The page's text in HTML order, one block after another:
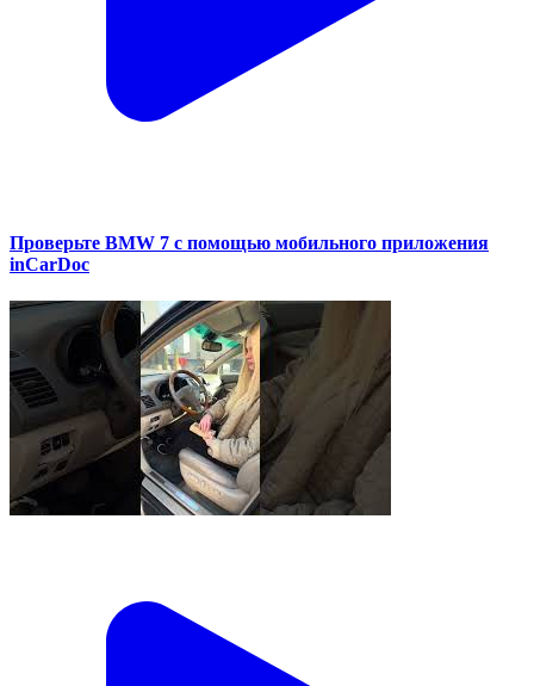
Проверьте BMW 7 с помощью мобильного приложения
inCarDoc